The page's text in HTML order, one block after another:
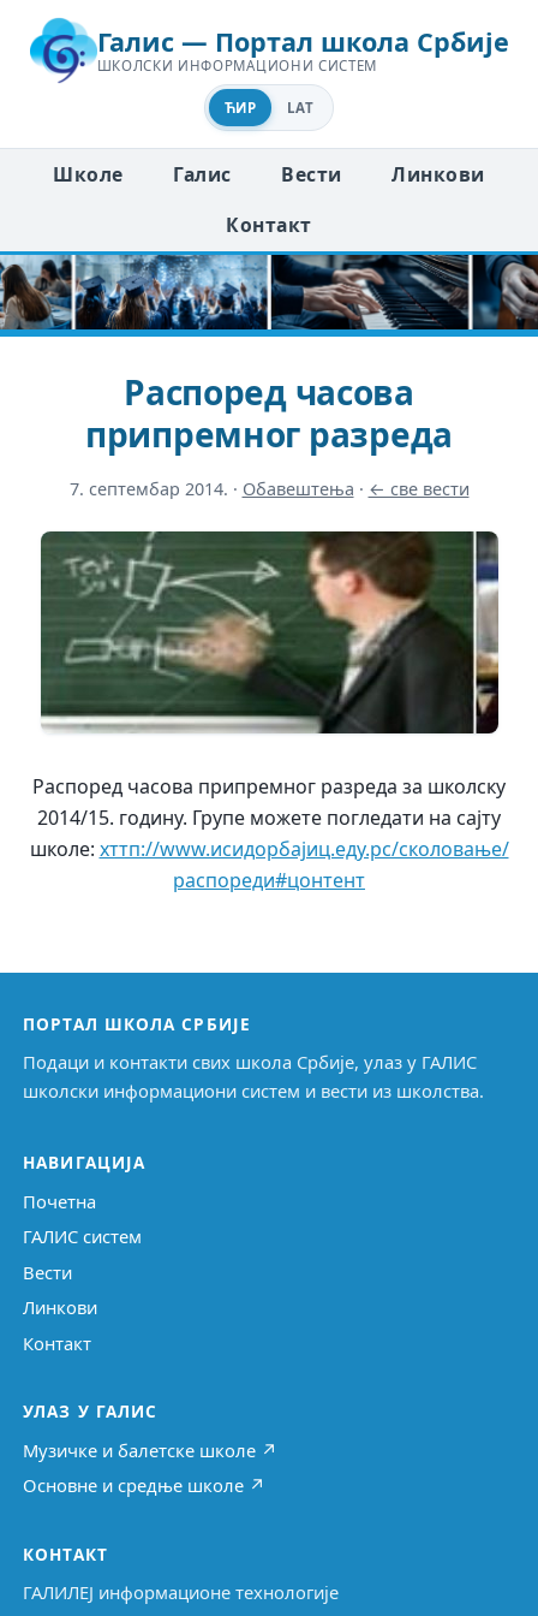
Галис — Портал школа Србије
ШКОЛСКИ ИНФОРМАЦИОНИ СИСТЕМ
ЋИР LAT
Школе Галис Вести
Линкови
Контакт
Распоред часова
припремног разреда
7. септембар 2014. · Обавештења · ← све вести
Распоред часова припремног разреда за школску
2014/15. годину. Групе можете погледати на сајту
школе: хттп://www.исидорбајиц.еду.рс/сколовање/
распореди#цонтент
ПОРТАЛ ШКОЛА СРБИЈЕ
Подаци и контакти свих школа Србије, улаз у ГАЛИС
школски информациони систем и вести из школства.
НАВИГАЦИЈА
Почетна
ГАЛИС систем
Вести
Линкови
Контакт
УЛАЗ У ГАЛИС
Музичке и балетске школе ↗
Основне и средње школе ↗
КОНТАКТ
ГАЛИЛЕЈ информационе технологије